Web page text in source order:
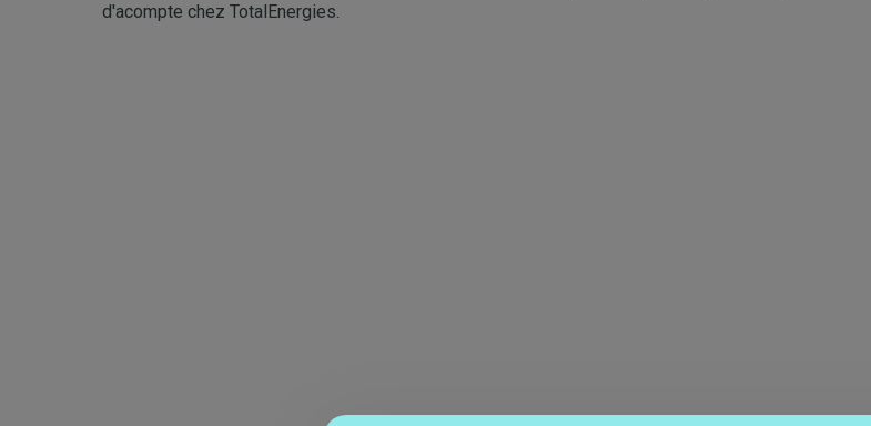
d'acompte chez TotalEnergies.